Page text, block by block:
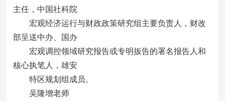
主任，中国社科院
宏观经济运行与财政政策研究组主要负责人，财改
部呈送中办、国办
宏观调控领域研究报告或专明扳告的署名报告人和
核心执笔人，雄安
特区规划组成员。
吴隆增老师